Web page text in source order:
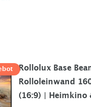
Rollolux Base
Rolloleinwand
(16:9) | Heimkino